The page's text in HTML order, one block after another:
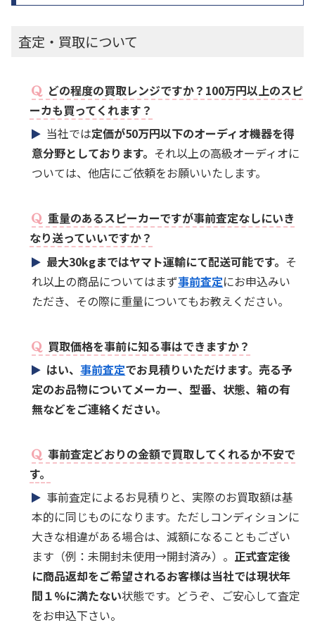
査定・買取について
どの程度の買取レンジですか？100万円以上のスピ
ーカも買ってくれます？
当社では定価が50万円以下のオーディオ機器を得
意分野としております。 それ以上の高級オーディオに
ついては、他店にご依頼をお願いいたします。
重量のあるスピーカーですが事前査定なしにいき
なり送っていいですか？
最大30kgまではヤマト運輸にて配送可能です。 そ
れ以上の商品についてはまず事前査定にお申込みい
ただき、その際に重量についてもお教えください。
買取価格を事前に知る事はできますか？
はい、事前査定でお見積りいただけます。売る予
定のお品物についてメーカー、型番、状態、箱の有
無などをご連絡ください。
事前査定どおりの金額で買取してくれるか不安で
す。
事前査定によるお見積りと、実際のお買取額は基
本的に同じものになります。ただしコンディションに
大きな相違がある場合は、減額になることもござい
ます（例：未開封未使用→開封済み）。 正式査定後
に商品返却をご希望されるお客様は当社では現状年
間１%に満たない状態です。どうぞ、ご安心して査定
をお申込下さい。